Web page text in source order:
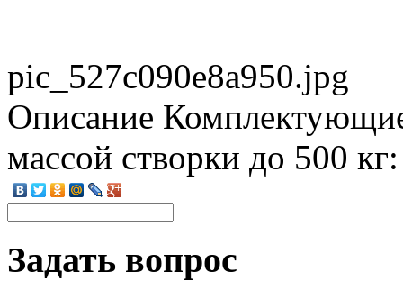
pic_527c090e8a950.jpg
Описание
массой створки до 500
Задать вопрос